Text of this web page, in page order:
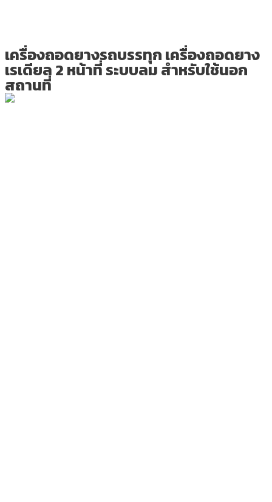
เครื่องถอดยางรถบรรทุก เครื่องถอดยาง
เรเดียล 2 หน้าที่ ระบบลม สำหรับใช้นอก
สถานที่